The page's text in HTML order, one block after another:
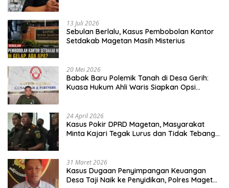
13 Juli 2026
Sebulan Berlalu, Kasus Pembobolan Kantor
Setdakab Magetan Masih Misterius
20 Mei 2026
Babak Baru Polemik Tanah di Desa Gerih:
Kuasa Hukum Ahli Waris Siapkan Opsi
24 April 2026
Kasus Pokir DPRD Magetan, Masyarakat
Minta Kajari Tegak Lurus dan Tidak Tebang
31 Maret 2026
Kasus Dugaan Penyimpangan Keuangan
Desa Taji Naik ke Penyidikan, Polres Magetan